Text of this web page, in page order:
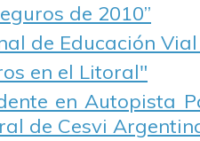
de 2010”
de Educación
en el Litoral"
en Autopista
de Cesvi